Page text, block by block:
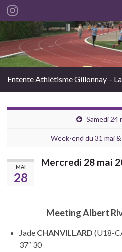
Search for:
Entente Athlétisme Gillonnay –
Samedi 24
Week-end du 31 mai
MAI
28
Mercredi 28 mai
Meeting Albert
Jade CHANVILLARD (U18-
37″ 30